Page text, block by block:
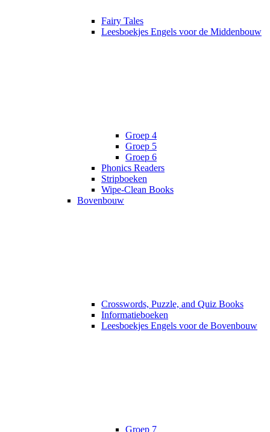
Fairy Tales
Leesboekjes Engels voor de Middenbouw
Groep 4
Groep 5
Groep 6
Phonics Readers
Stripboeken
Wipe-Clean Books
Bovenbouw
Crosswords, Puzzle, and Quiz Books
Informatieboeken
Leesboekjes Engels voor de Bovenbouw
Groep 7